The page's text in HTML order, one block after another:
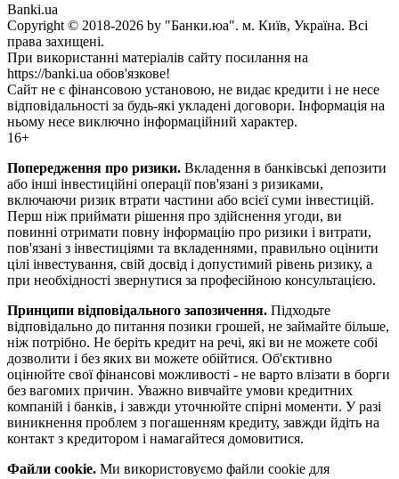
Banki.ua
Copyright © 2018-2026 by "Банки.юа". м. Київ, Україна. Всі
права захищені.
При використанні матеріалів сайту посилання на
https://banki.ua обов'язкове!
Сайт не є фінансовою установою, не видає кредити і не несе
відповідальності за будь-які укладені договори. Інформація на
ньому несе виключно інформаційний характер.
16+
Попередження про ризики. Вкладення в банківські депозити
або інші інвестиційні операції пов'язані з ризиками,
включаючи ризик втрати частини або всієї суми інвестицій.
Перш ніж приймати рішення про здійснення угоди, ви
повинні отримати повну інформацію про ризики і витрати,
пов'язані з інвестиціями та вкладеннями, правильно оцінити
цілі інвестування, свій досвід і допустимий рівень ризику, а
при необхідності звернутися за професійною консультацією.
Принципи відповідального запозичення. Підходьте
відповідально до питання позики грошей, не займайте більше,
ніж потрібно. Не беріть кредит на речі, які ви не можете собі
дозволити і без яких ви можете обійтися. Об'єктивно
оцінюйте свої фінансові можливості - не варто влізати в борги
без вагомих причин. Уважно вивчайте умови кредитних
компаній і банків, і завжди уточнюйте спірні моменти. У разі
виникнення проблем з погашенням кредиту, завжди йдіть на
контакт з кредитором і намагайтеся домовитися.
Файли cookie. Ми використовуємо файли cookie для